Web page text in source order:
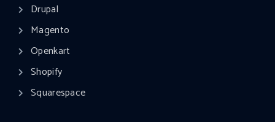
Drupal
Magento
Openkart
Shopify
Squarespace